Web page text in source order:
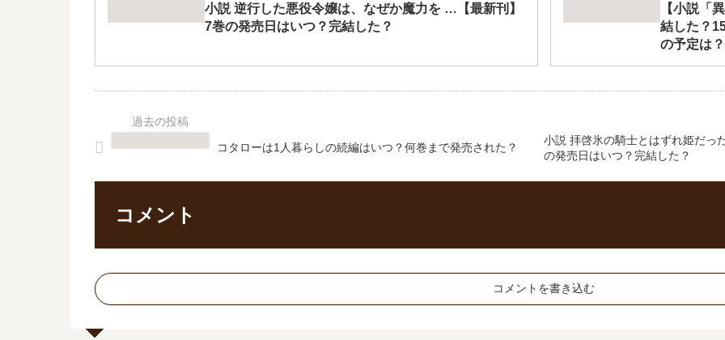
小説 逆行した悪役令嬢は、なぜか魔力を …【最新刊】
7巻の発売日はいつ？完結した？
【小説「
結した？
の予定は？
コタローは1人暮らしの続編はいつ？何巻まで発売された？
小説 拝啓氷の騎士とはずれ姫だっ
の発売日はいつ？完結した？
コメント
コメントを書き込む